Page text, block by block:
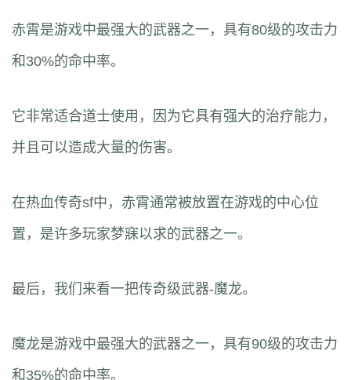
赤霄是游戏中最强大的武器之一，具有80级的攻击力
和30%的命中率。
它非常适合道士使用，因为它具有强大的治疗能力，
并且可以造成大量的伤害。
在热血传奇sf中，赤霄通常被放置在游戏的中心位
置，是许多玩家梦寐以求的武器之一。
最后，我们来看一把传奇级武器-魔龙。
魔龙是游戏中最强大的武器之一，具有90级的攻击力
和35%的命中率。